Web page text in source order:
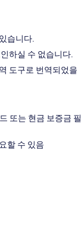
습니다.
하실 수 없습니다.
도구로 번역되었을
또는 현금 보증금 필
할 수 있음